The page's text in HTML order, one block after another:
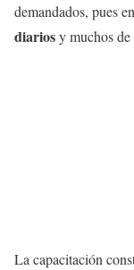
demandados, pues
diariosy muchos
La capacitación